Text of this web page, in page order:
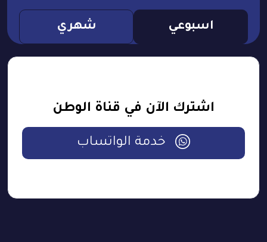
اسبوعي شهري
اشترك الآن في قناة الوطن
خدمة الواتساب